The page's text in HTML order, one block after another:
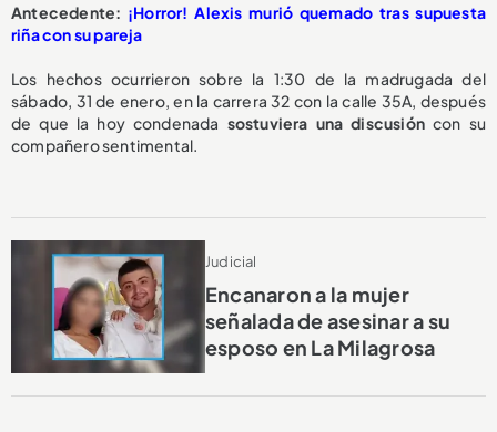
Antecedente: ¡Horror! Alexis murió quemado tras supuesta
riña con su pareja
Los hechos ocurrieron sobre la 1:30 de la madrugada del
sábado, 31 de enero, en la carrera 32 con la calle 35A, después
de que la hoy condenada sostuviera una discusión con su
compañero sentimental.
Judicial
Encanaron a la mujer
señalada de asesinar a su
esposo en La Milagrosa